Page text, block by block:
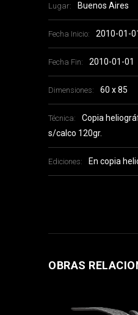
Lugar: Buenos Aires
Fecha Inicio: 2010-01-
Fecha Fin: 2010-01-01
Dimensiones: 60 x 85
Técnica:
Copia
s/calco 120gr.
Ediciones: En copia
OBRAS